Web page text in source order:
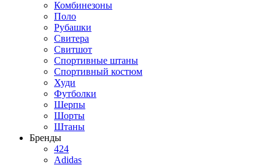
Комбинезоны
Поло
Рубашки
Свитера
Свитшот
Спортивные штаны
Спортивный костюм
Худи
Футболки
Шерпы
Шорты
Штаны
Бренды
424
Adidas